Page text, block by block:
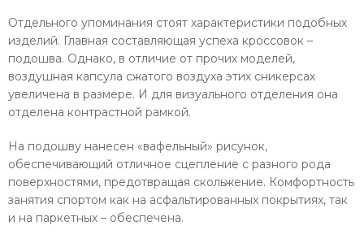
Отдельного упоминания стоят характеристики подобных
изделий. Главная составляющая успеха кроссовок –
подошва. Однако, в отличие от прочих моделей,
воздушная капсула сжатого воздуха этих сникерсах
увеличена в размере. И для визуального отделения она
отделена контрастной рамкой.
На подошву нанесен «вафельный» рисунок,
обеспечивающий отличное сцепление с разного рода
поверхностями, предотвращая скольжение. Комфортность
занятия спортом как на асфальтированных покрытиях, так
и на паркетных – обеспечена.